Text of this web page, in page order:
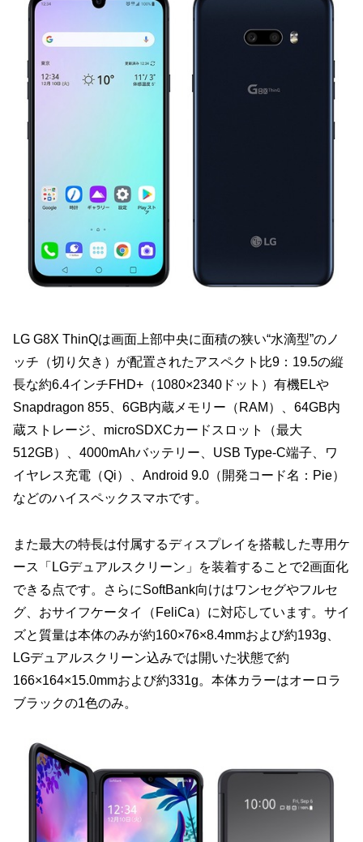
LG G8X ThinQは画面上部中央に面積の狭い“水滴型”のノ
ッチ（切り欠き）が配置されたアスペクト比9：19.5の縦
長な約6.4インチFHD+（1080×2340ドット）有機ELや
Snapdragon 855、6GB内蔵メモリー（RAM）、64GB内
蔵ストレージ、microSDXCカードスロット（最大
512GB）、4000mAhバッテリー、USB Type-C端子、ワ
イヤレス充電（Qi）、Android 9.0（開発コード名：Pie）
などのハイスペックスマホです。
また最大の特長は付属するディスプレイを搭載した専用ケ
ース「LGデュアルスクリーン」を装着することで2画面化
できる点です。さらにSoftBank向けはワンセグやフルセ
グ、おサイフケータイ（FeliCa）に対応しています。サイ
ズと質量は本体のみが約160×76×8.4mmおよび約193g、
LGデュアルスクリーン込みでは開いた状態で約
166×164×15.0mmおよび約331g。本体カラーはオーロラ
ブラックの1色のみ。